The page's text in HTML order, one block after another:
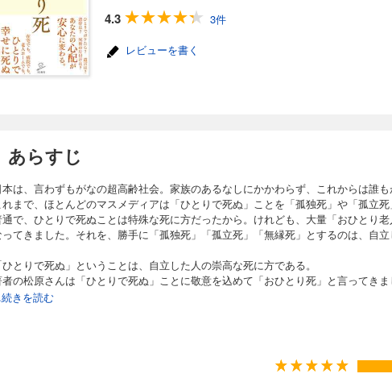
4.3
3件
レビューを書く
あらすじ
本は、言わずもがなの超高齢社会。家族のあるなしにかかわらず、これからは誰も
れまで、ほとんどのマスメディアは「ひとりで死ぬ」ことを「孤独死」や「孤立
で、ひとりで死ぬことは特殊な死に方だったから。けれども、大量「おひとり
ってきました。それを、勝手に「孤独死」「孤立死」「無縁死」とするのは、自
ひとりで死ぬ」ということは、自立した人の崇高な死に方である。
の松原さんは「ひとりで死ぬ」ことに敬意を込めて「おひとり死」と言ってきま
20年以上、ひとりの終活を応援してきた松原さんが、その活動のなかで看取った「
きを読む